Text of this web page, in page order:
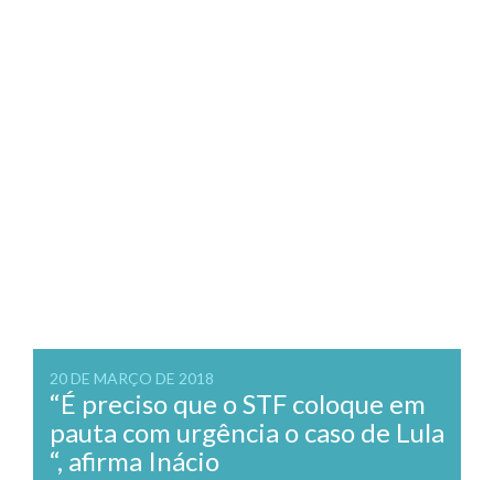
20 DE MARÇO DE 2018
“É preciso que o STF coloque em
pauta com urgência o caso de Lula
“, afirma Inácio